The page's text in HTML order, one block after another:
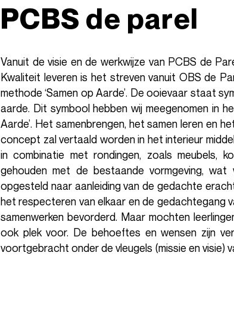
PCBS de parel
Vanuit de visie en de werkwijze van PCBS de
Kwaliteit leveren is het streven vanuit OBS de
methode ‘Samen op Aarde’. De ooievaar staat
aarde. Dit symbool hebben wij meegenomen in
Aarde’. Het samenbrengen, het samen leren en
concept zal vertaald worden in het interieur
in combinatie met rondingen, zoals meubels,
gehouden met de bestaande vormgeving,
opgesteld naar aanleiding van de gedachte
het respecteren van elkaar en de gedachtegang
samenwerken bevorderd. Maar mochten
ook plek voor. De behoeftes en wensen zijn
voortgebracht onder de vleugels (missie en visie)